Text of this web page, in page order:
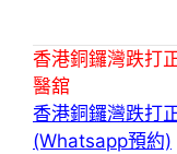
香港銅鑼灣跌打
醫舘
香港銅鑼灣跌打
(Whatsapp預約)